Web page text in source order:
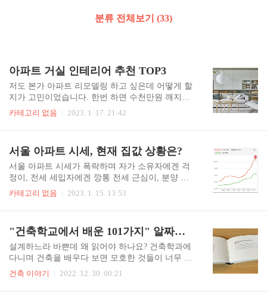
분류 전체보기 (33)
아파트 거실 인테리어 추천 TOP3
저도 본가 아파트 리모델링 하고 싶은데 어떻게 할
지가 고민이었습니다. 한번 하면 수천만원 깨지니
까 어떤 인테리어로 해야 할지 생각만 많아집니다.
나름대로 답을 알아냈습니다. 그리고 그 내용을 글
로 정리했습니다. 여러분께서도 이 글을 보시고 자
신만의 인테리어 스타일을 찾으면 좋겠습니다. 목
차 1. 스테디셀러, 북유럽 스타일 유독 한국에서 깊
은 사랑을 받고 있는 북유럽 스타일 인테리어. 불과
이프 스타일을 좋아하는 분께 제격이다. 하얀색 벽
지, 심플한 가구 디자인, 그..
카테고리 없음 2023. 1. 17. 21:42
서울 아파트 시세, 현재 집값 상황은?
서울 아파트 시세가 폭락하며 자가 소유자에겐 걱
정이, 전세 세입자에겐 깡통 전세 근심이, 분양 계
획자에겐 매수 타이밍에 대한 우려가 가득합니다.
현재를 정확히 진단해 보겠습니다. 목차 서울 아파
트 가격 변동률 정리한 엑셀 표입니다. 필요한 분들
은 다운 받으셔도 됩니다. 0. 집값 폭락 원인 : 기준
금리 하락 때문 워런버핏 연평균 수익률 20%. 2014
년 이후 서울 아파트 연평균 수익률 30%. 서울 아
카테고리 없음 2023. 1. 15. 13:53
"건축학교에서 배운 101가지" 알짜배기 독후감
설계하느라 바쁜데 왜 읽어야 하나요? 건축학과에
다니며 건축을 배우다 보면 모호한 것들이 너무 많
다. 좋은 건축이란 뭐지? 좋은 건물이란 뭘까? 좋은
건축 이야기 2022. 12. 30. 00:21